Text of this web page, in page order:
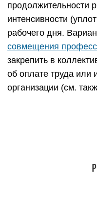
продолжительности
интенсивности
рабочего дня.
совмещения
закрепить в
об оплате труда или
организации (см.